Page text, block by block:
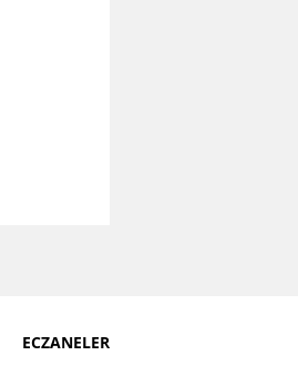
ECZANELER